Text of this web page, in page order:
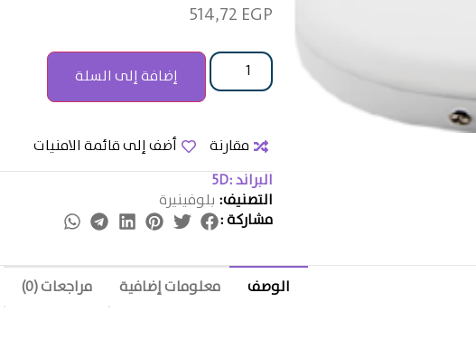
514,72 EGP
إضافة إلى السلة
مقارنة
أضف إلى قائمة الامنيات
البراند :5D
التصنيف: بلوفينيرة
مشاركة :
الوصف معلومات إضافية مراجعات (0)